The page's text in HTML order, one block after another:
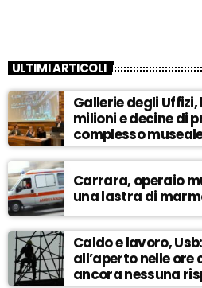
ULTIMI ARTICOLI
Gallerie degli
milioni e decine di
complesso museale
Carrara, operaio
una lastra di
Caldo e lavoro,
all’aperto nelle ore
ancora nessuna